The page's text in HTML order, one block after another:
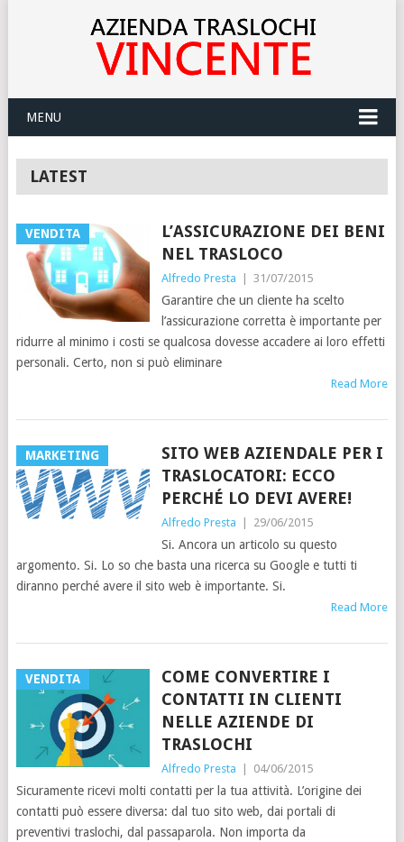
MENU
LATEST
VENDITA
L’ASSICURAZIONE DEI BENI
NEL TRASLOCO
Alfredo Presta 31/07/2015
Garantire che un cliente ha scelto
l’assicurazione corretta è importante per
ridurre al minimo i costi se qualcosa dovesse accadere ai loro effetti
personali. Certo, non si può eliminare
Read More
MARKETING
SITO WEB AZIENDALE PER I
TRASLOCATORI: ECCO
PERCHÉ LO DEVI AVERE!
Alfredo Presta 29/06/2015
Si. Ancora un articolo su questo
argomento. Si. Lo so che basta una ricerca su Google e tutti ti
diranno perché avere il sito web è importante. Si.
Read More
VENDITA
COME CONVERTIRE I
CONTATTI IN CLIENTI
NELLE AZIENDE DI
TRASLOCHI
Alfredo Presta 04/06/2015
Sicuramente ricevi molti contatti per la tua attività. L’origine dei
contatti può essere diversa: dal tuo sito web, dai portali di
preventivi traslochi, dal passaparola. Non importa da